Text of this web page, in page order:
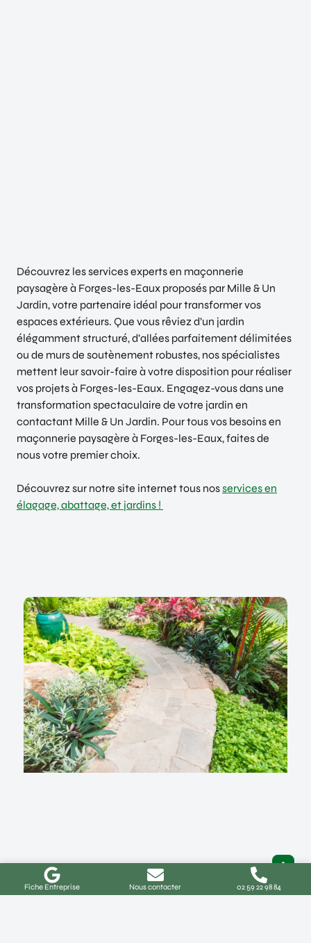
Fiche Entreprise Nous contacter 02 59 22 98 84
Découvrez les services experts en maçonnerie
paysagère à Forges-les-Eaux proposés par Mille & Un
Jardin, votre partenaire idéal pour transformer vos
espaces extérieurs. Que vous rêviez d’un jardin
élégamment structuré, d’allées parfaitement délimitées
ou de murs de soutènement robustes, nos spécialistes
mettent leur savoir-faire à votre disposition pour réaliser
vos projets à Forges-les-Eaux. Engagez-vous dans une
transformation spectaculaire de votre jardin en
contactant Mille & Un Jardin. Pour tous vos besoins en
maçonnerie paysagère à Forges-les-Eaux, faites de
nous votre premier choix.
Découvrez sur notre site internet tous nosservices en
élagage, abattage, et jardins !